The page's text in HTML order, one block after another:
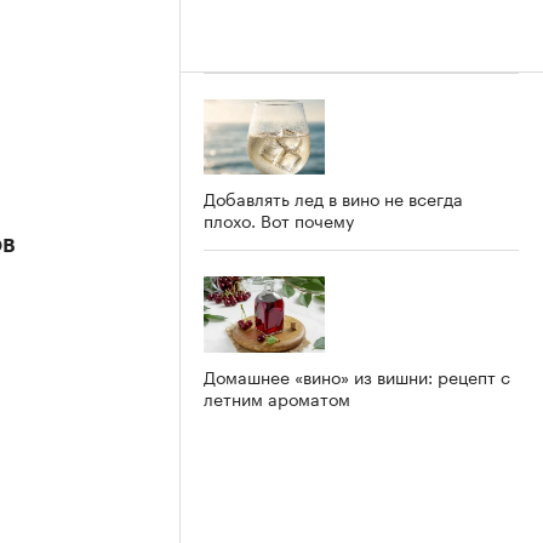
Добавлять лед в вино не всегда
плохо. Вот почему
Домашнее «вино» из вишни: рецепт с
летним ароматом